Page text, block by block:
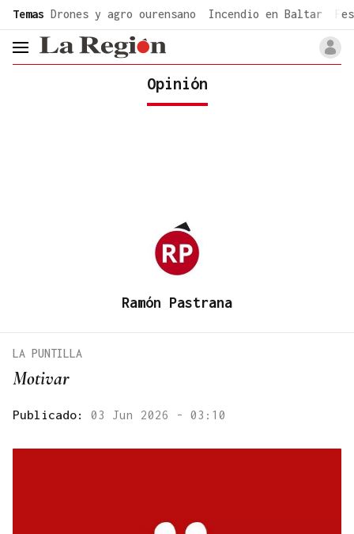
Temas Drones y agro ourensano Incendio en Baltar
header.menu.open
Opinión
Ramón Pastrana
Motivar
LA PUNTILLA
Publicado: 03 Jun 2026 - 03:10